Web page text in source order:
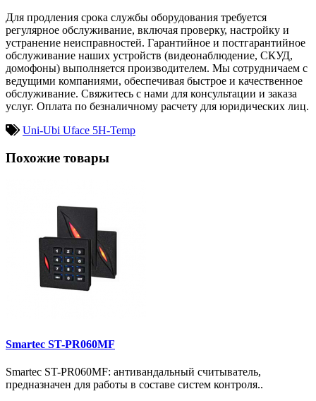
Для продления срока службы оборудования требуется
регулярное обслуживание, включая проверку, настройку и
устранение неисправностей. Гарантийное и постгарантийное
обслуживание наших устройств (видеонаблюдение, СКУД,
домофоны) выполняется производителем. Мы сотрудничаем с
ведущими компаниями, обеспечивая быстрое и качественное
обслуживание. Свяжитесь с нами для консультации и заказа
услуг. Оплата по безналичному расчету для юридических лиц.
Uni-Ubi Uface 5H-Temp
Похожие товары
Smartec ST-PR060MF
Smartec ST-PR060MF: антивандальный считыватель,
предназначен для работы в составе систем контроля..